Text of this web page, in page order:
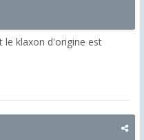
le klaxon d'origine est